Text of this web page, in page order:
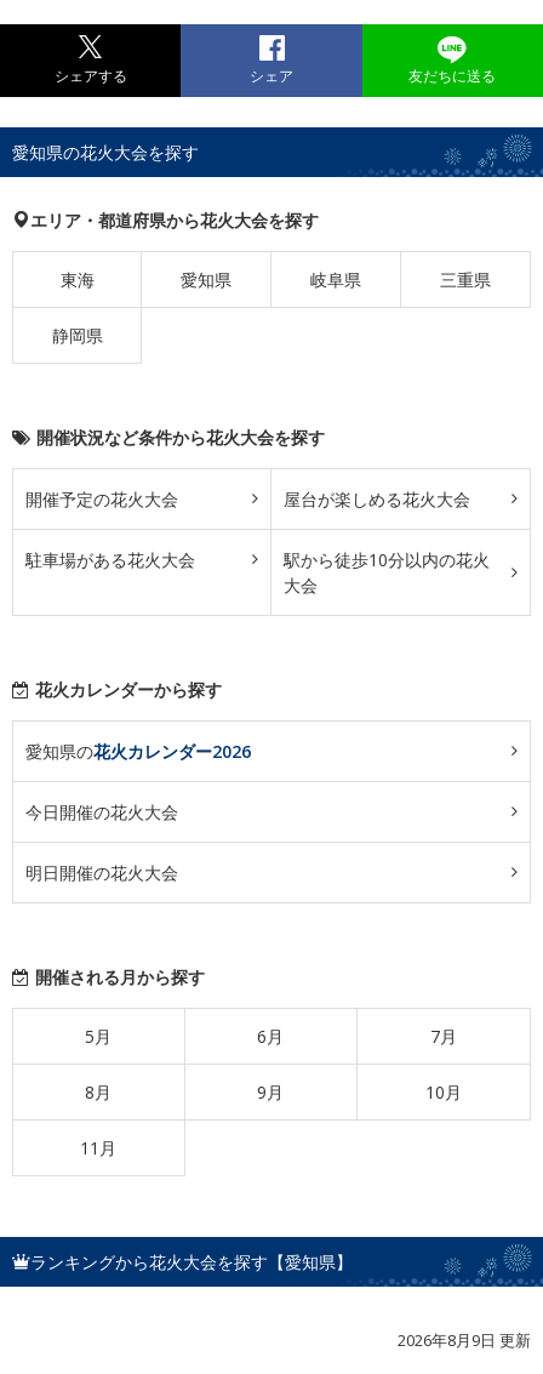
シェアする シェア 友だちに送る
愛知県の花火大会を探す
エリア・都道府県から花火大会を探す
東海 愛知県 岐阜県 三重県
静岡県
開催状況など条件から花火大会を探す
開催予定の花火大会 屋台が楽しめる花火大会
駐車場がある花火大会
駅から徒歩10分以内の花火
大会
花火カレンダーから探す
愛知県の花火カレンダー2026
今日開催の花火大会
明日開催の花火大会
開催される月から探す
5月 6月 7月
8月 9月 10月
11月
ランキングから花火大会を探す【愛知県】
2026年8月9日 更新